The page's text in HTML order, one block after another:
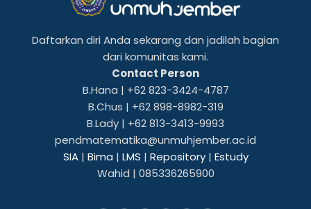
9
−
5
Daftarkan diri Anda sekarang dan jadilah bagian
dari komunitas kami.
Contact Person
B.Hana | +62 823-3424-4787
B.Chus | +62 898-8982-319
B.Lady | +62 813-3413-9993
pendmatematika@unmuhjember.ac.id
SIA| Bima | LMS | Repository| Estudy
Wahid | 085336265900